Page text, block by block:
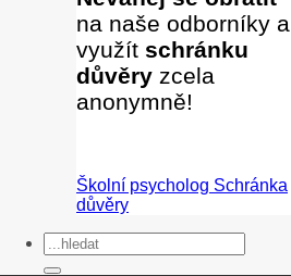
na naše odborníky a
využít schránku
důvěry zcela
anonymně!
Školní psycholog Schránka
důvěry